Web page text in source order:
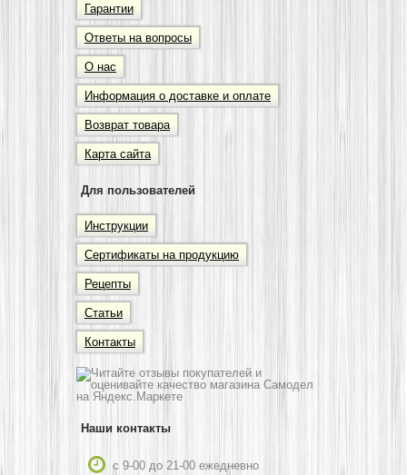
Гарантии
Ответы на вопросы
О нас
Информация о доставке и оплате
Возврат товара
Карта сайта
Для пользователей
Инструкции
Сертификаты на продукцию
Рецепты
Статьи
Контакты
Наши контакты
c 9-00 до 21-00 ежедневно